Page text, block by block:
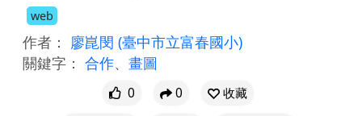
web
作者： 廖崑閔 (臺中市立富春國小)
關鍵字： 合作、 畫圖
0 0
收藏